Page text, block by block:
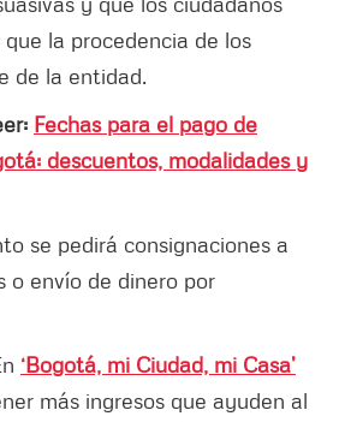
la procedencia de los
de la entidad.
Fechas para el pago de
descuentos, modalidades y
se pedirá consignaciones a
o envío de dinero por
‘Bogotá, mi Ciudad, mi Casa’
más ingresos que ayuden al